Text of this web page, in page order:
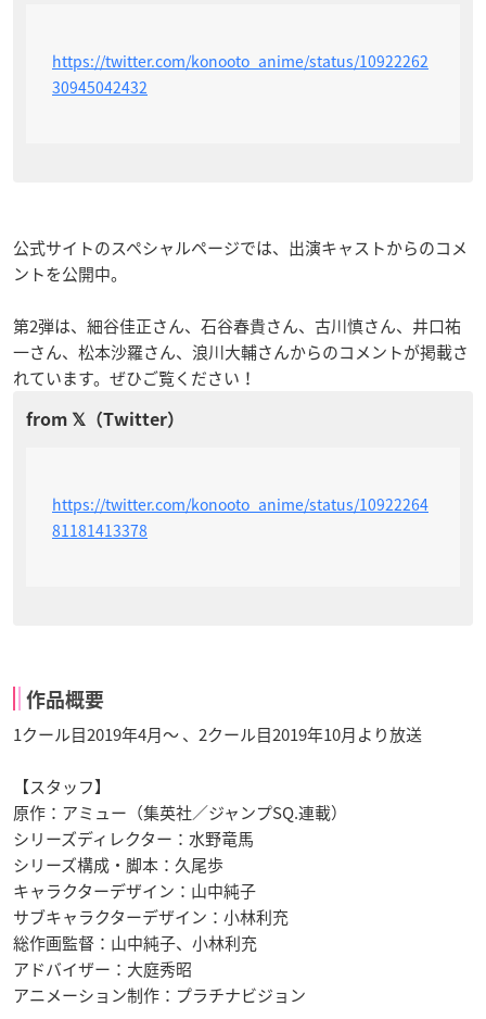
https://twitter.com/konooto_anime/status/10922262
30945042432
公式サイトのスペシャルページでは、出演キャストからのコメ
ントを公開中。
第2弾は、細谷佳正さん、石谷春貴さん、古川慎さん、井口祐
一さん、松本沙羅さん、浪川大輔さんからのコメントが掲載さ
れています。ぜひご覧ください！
https://twitter.com/konooto_anime/status/10922264
81181413378
作品概要
1クール目2019年4月〜 、2クール目2019年10月より放送
【スタッフ】
原作：アミュー（集英社／ジャンプSQ.連載）
シリーズディレクター：水野竜馬
シリーズ構成・脚本：久尾歩
キャラクターデザイン：山中純子
サブキャラクターデザイン：小林利充
総作画監督：山中純子、小林利充
アドバイザー：大庭秀昭
アニメーション制作：プラチナビジョン